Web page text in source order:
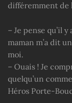
différemment de
– Je pense qu’il
maman m’a dit
moi.
– Ouais ! Je
quelqu’un
Héros Porte-